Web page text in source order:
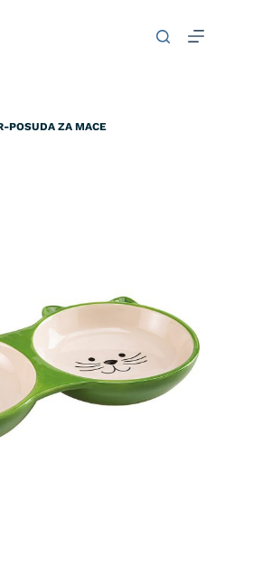
POSUDA ZA MACE